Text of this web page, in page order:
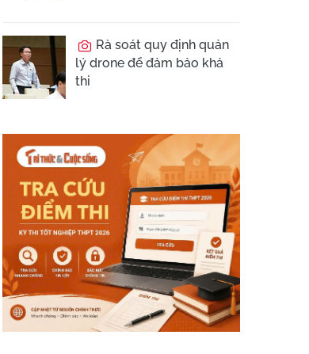
Rà soát quy định quản
lý drone để đảm bảo khả
thi